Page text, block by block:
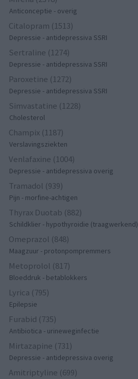
Anticonceptie - overig
Citalopram (1513)
Depressie - antidepressiva SSRI
Sertraline (1274)
Depressie - antidepressiva SSRI
Paroxetine (1272)
Depressie - antidepressiva SSRI
Simvastatine (1228)
Cholesterol
Champix (1187)
Verslavingsziekten
Venlafaxine (1004)
Depressie - antidepressiva overig
Tramadol (939)
Pijn - morfine-achtigen
Thyrax Duotab (882)
Schildklier - hypothyroidie (traagwerkend)
Omeprazol (848)
Maagzuur - protonpompremmers
Metoprolol (817)
Bloeddruk - betablokkers
Lyrica (795)
Epilepsie
Furabid (735)
Antibiotica - urineweginfectie
Mirtazapine (731)
Depressie - antidepressiva overig
Amitriptyline (699)